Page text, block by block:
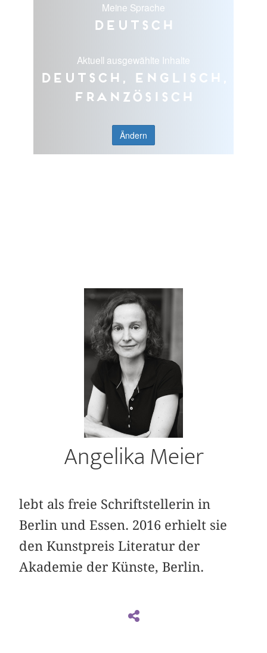
Meine Sprache
Deutsch
Aktuell ausgewählte Inhalte
Deutsch, Englisch,
Französisch
Ändern
Angelika Meier
lebt als freie Schriftstellerin in
Berlin und Essen. 2016 erhielt sie
den Kunstpreis Literatur der
Akademie der Künste, Berlin.